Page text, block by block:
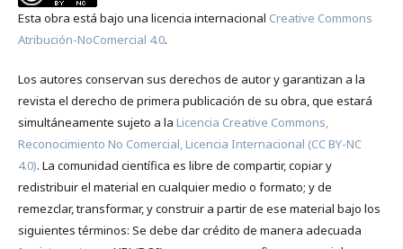
Esta obra está bajo una licencia internacional Creative Commons
Atribución-NoComercial 4.0.
Los autores conservan sus derechos de autor y garantizan a la
revista el derecho de primera publicación de su obra, que estará
simultáneamente sujeto a la Licencia Creative Commons,
Reconocimiento No Comercial, Licencia Internacional (CC BY-NC
4.0). La comunidad científica es libre de compartir, copiar y
redistribuir el material en cualquier medio o formato; y de
remezclar, transformar, y construir a partir de ese material bajo los
siguientes términos: Se debe dar crédito de manera adecuada